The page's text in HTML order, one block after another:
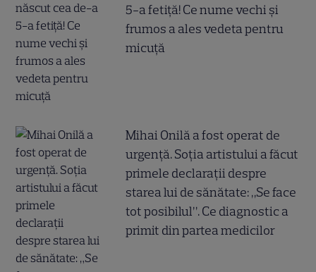
5-a fetiță! Ce nume vechi și
frumos a ales vedeta pentru
micuță
Mihai Onilă a fost operat de
urgență. Soția artistului a făcut
primele declarații despre
starea lui de sănătate: „Se face
tot posibilul”. Ce diagnostic a
primit din partea medicilor